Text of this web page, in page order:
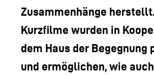
Zusammenhänge
Kurzfilme wurden in
dem Haus der Begegnung
und ermöglichen, wie